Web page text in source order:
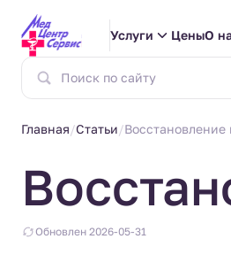
Услуги ЦеныО
Главная Статьи
Обновлен 2026-05-31